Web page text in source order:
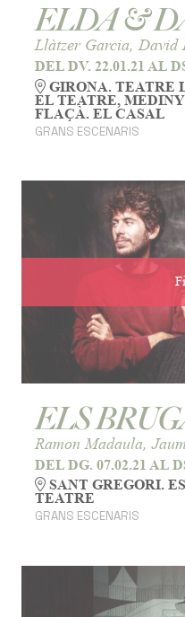
ELDA &
Llàtzer Garcia, David
DEL DV. 22.01.21 AL
GIRONA. TEATRE
EL TEATRE,
FLAÇÀ. EL CASAL
GRANS ESCENARIS
ELS
Ramon Madaula,
DEL DG. 07.02.21 AL
SANT GREGORI.
TEATRE
GRANS ESCENARIS